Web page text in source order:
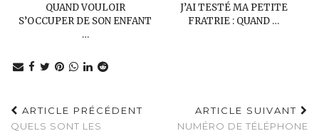
QUAND VOULOIR
S’OCCUPER DE SON ENFANT
…
J’AI TESTÉ MA PETITE
FRATRIE : QUAND …
ARTICLE PRÉCÉDENT
QUELS SONT LES
ARTICLE SUIVANT
NUMÉRO DE TÉLÉPHONE